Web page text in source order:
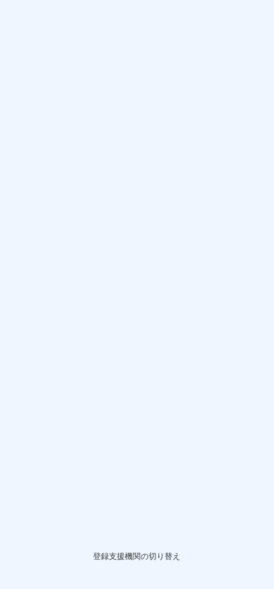
登録支援機関の切り替え